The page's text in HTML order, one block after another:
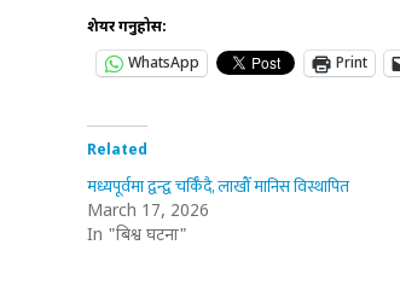
शेयर गर्नुहोस:
WhatsApp
Print
Related
मध्यपूर्वमा द्वन्द्व चर्किँदै, लाखौँ मानिस विस्थापित
March 17, 2026
In "बिश्व घटना"